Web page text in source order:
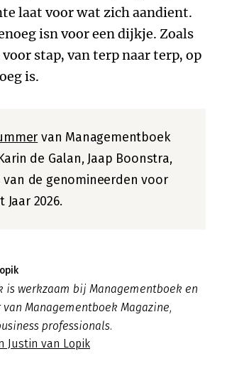
laat voor wat zich aandient.
isn voor een dijkje. Zoals
stap, van terp naar terp, op
is.
van Managementboek
de Galan, Jaap Boonstra,
de genomineerden voor
2026.
is werkzaam bij Managementboek en
Managementboek Magazine,
professionals.
Justin van Lopik